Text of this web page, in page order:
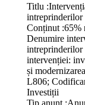
Titlu :
intreprinderilor
Conținut :65%
Denumire
intervenției:
și
L806;
Investiții
Tip anunț :